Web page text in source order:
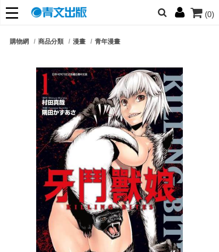
(0)
朋友們，提高警覺！
購物網 商品分類 漫畫 青年漫畫